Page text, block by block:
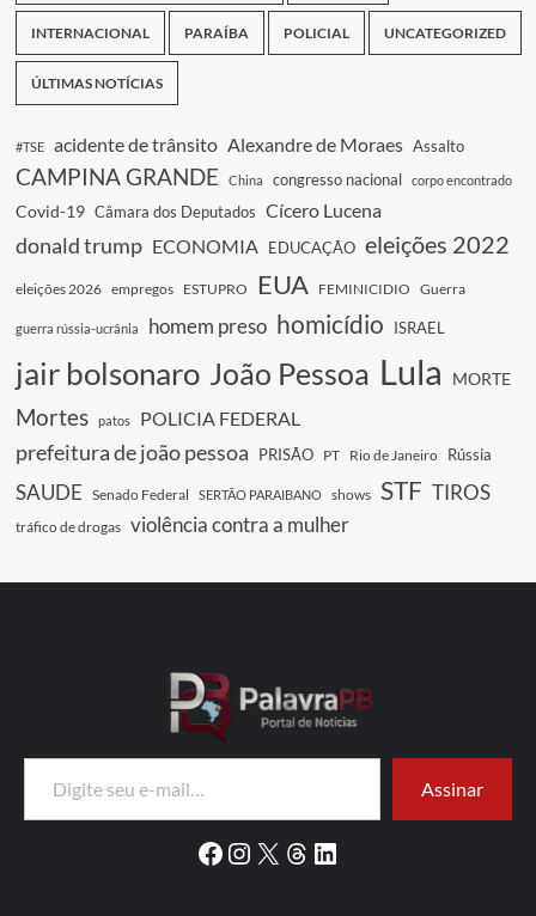
INTERNACIONAL PARAÍBA POLICIAL UNCATEGORIZED
ÚLTIMAS NOTÍCIAS
#TSE acidente de trânsito Alexandre de Moraes Assalto
CAMPINA GRANDE China congresso nacional corpo encontrado
Covid-19 Câmara dos Deputados Cícero Lucena
donald trump ECONOMIA EDUCAÇÃO eleições 2022
eleições 2026 empregos ESTUPRO EUA FEMINICIDIO Guerra
guerra rússia-ucrânia homem preso homicídio ISRAEL
jair bolsonaro João Pessoa Lula MORTE
Mortes patos POLICIA FEDERAL
prefeitura de joão pessoa PRISÃO PT Rio de Janeiro Rússia
SAUDE Senado Federal SERTÃO PARAIBANO shows STF TIROS
tráfico de drogas violência contra a mulher
Digite seu e-mail…
Assinar
Facebook
Instagram
X Threads
LinkedIn